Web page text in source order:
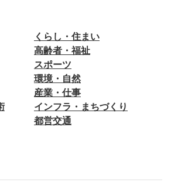
くらし・住まい
高齢者・福祉
スポーツ
環境・自然
産業・仕事
インフラ・まちづくり
都営交通